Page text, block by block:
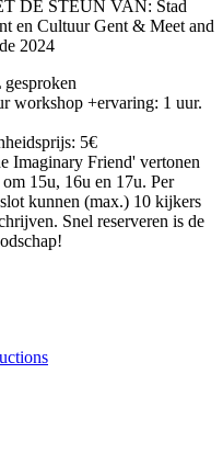
DE STEUN VAN: Stad
en Cultuur Gent & Meet and
2024
workshop +ervaring: 1 uur.
5€
Imaginary Friend' vertonen
15u, 16u en 17u. Per
kunnen (max.) 10 kijkers
Snel reserveren is de